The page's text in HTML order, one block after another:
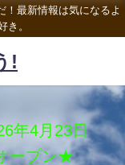
！最新情報は気になるよ
き。
!
年4月23日
ープン★